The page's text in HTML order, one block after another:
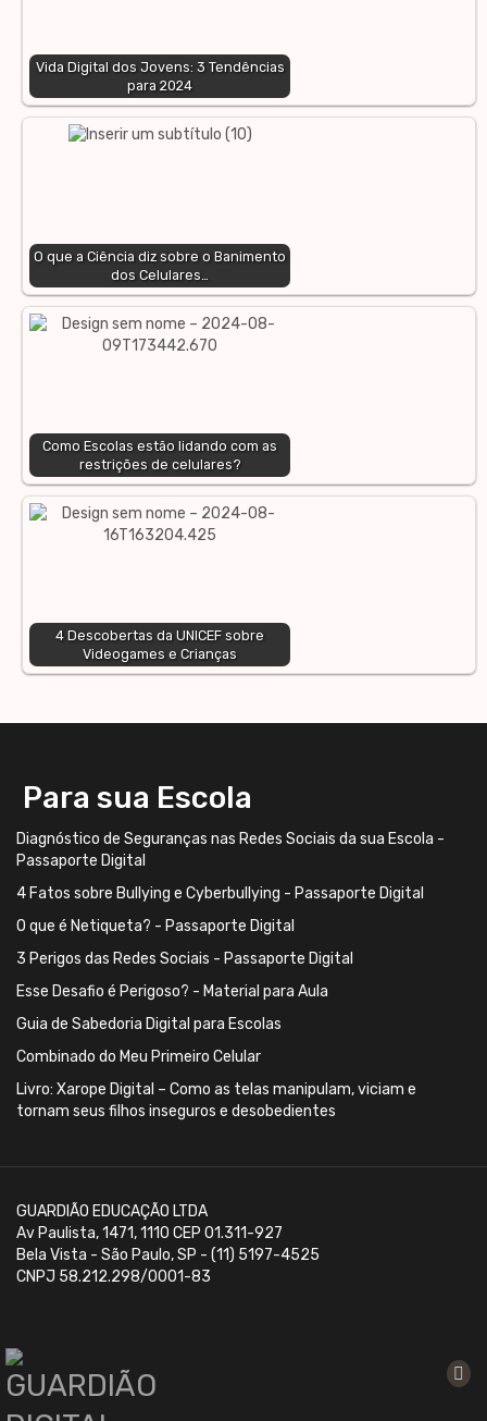
Vida Digital dos Jovens: 3 Tendências
para 2024
O que a Ciência diz sobre o Banimento
dos Celulares…
Como Escolas estão lidando com as
restrições de celulares?
4 Descobertas da UNICEF sobre
Videogames e Crianças
Para sua Escola
Diagnóstico de Seguranças nas Redes Sociais da sua Escola -
Passaporte Digital
4 Fatos sobre Bullying e Cyberbullying - Passaporte Digital
O que é Netiqueta? - Passaporte Digital
3 Perigos das Redes Sociais - Passaporte Digital
Esse Desafio é Perigoso? - Material para Aula
Guia de Sabedoria Digital para Escolas
Combinado do Meu Primeiro Celular
Livro: Xarope Digital – Como as telas manipulam, viciam e
tornam seus filhos inseguros e desobedientes
GUARDIÃO EDUCAÇÃO LTDA
Av Paulista, 1471, 1110 CEP 01.311-927
Bela Vista - São Paulo, SP - (11) 5197-4525
CNPJ 58.212.298/0001-83